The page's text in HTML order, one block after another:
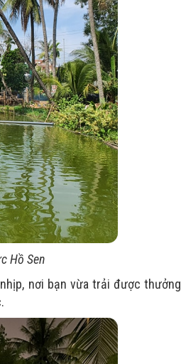
Hồ Sen
nơi bạn vừa trải được thưởng